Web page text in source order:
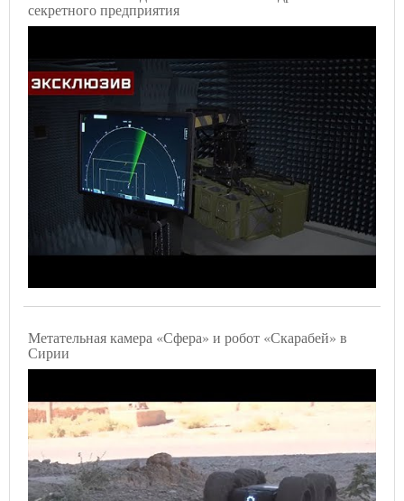
секретного предприятия
Метательная камера «Сфера» и робот «Скарабей» в
Сирии